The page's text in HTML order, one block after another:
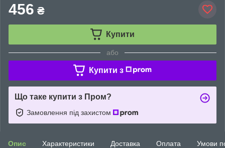
456 ₴
Купити
або
Купити з
Що таке купити з Пром?
Замовлення під захистом
Опис Характеристики Доставка Оплата Умови